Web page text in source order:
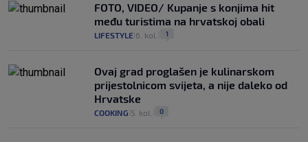
FOTO, VIDEO/ Kupanje s konjima hit
među turistima na hrvatskoj obali
LIFESTYLE 6. kol. 1
Ovaj grad proglašen je kulinarskom
prijestolnicom svijeta, a nije daleko od
Hrvatske
COOKING 5. kol. 0